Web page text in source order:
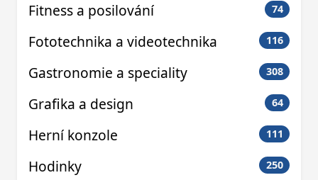
Fitness a posilování 74
Fototechnika a videotechnika 116
Gastronomie a speciality 308
Grafika a design 64
Herní konzole 111
Hodinky 250